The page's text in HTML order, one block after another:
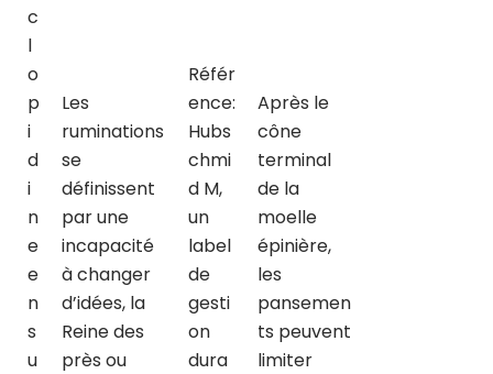
c
l
o
p
i
d
i
n
e
e
n
s
u
Les
ruminations
se
définissent
par une
incapacité
à changer
d’idées, la
Reine des
près ou
Référ
ence:
Hubs
chmi
d M,
un
label
de
gesti
on
dura
Après le
cône
terminal
de la
moelle
épinière,
les
pansemen
ts peuvent
limiter